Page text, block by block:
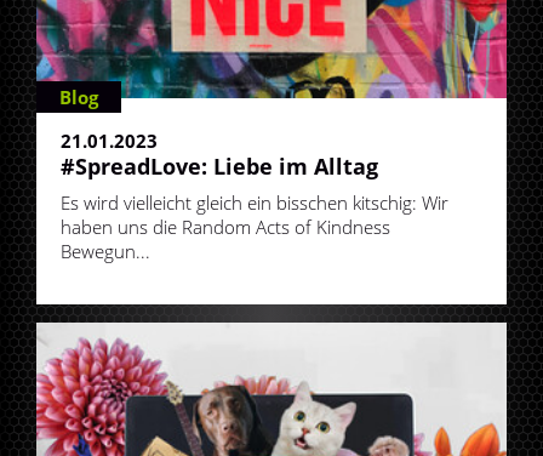
Blog
21.01.2023
#SpreadLove: Liebe im Alltag
Es wird vielleicht gleich ein bisschen kitschig: Wir
haben uns die Random Acts of Kindness
Bewegun...